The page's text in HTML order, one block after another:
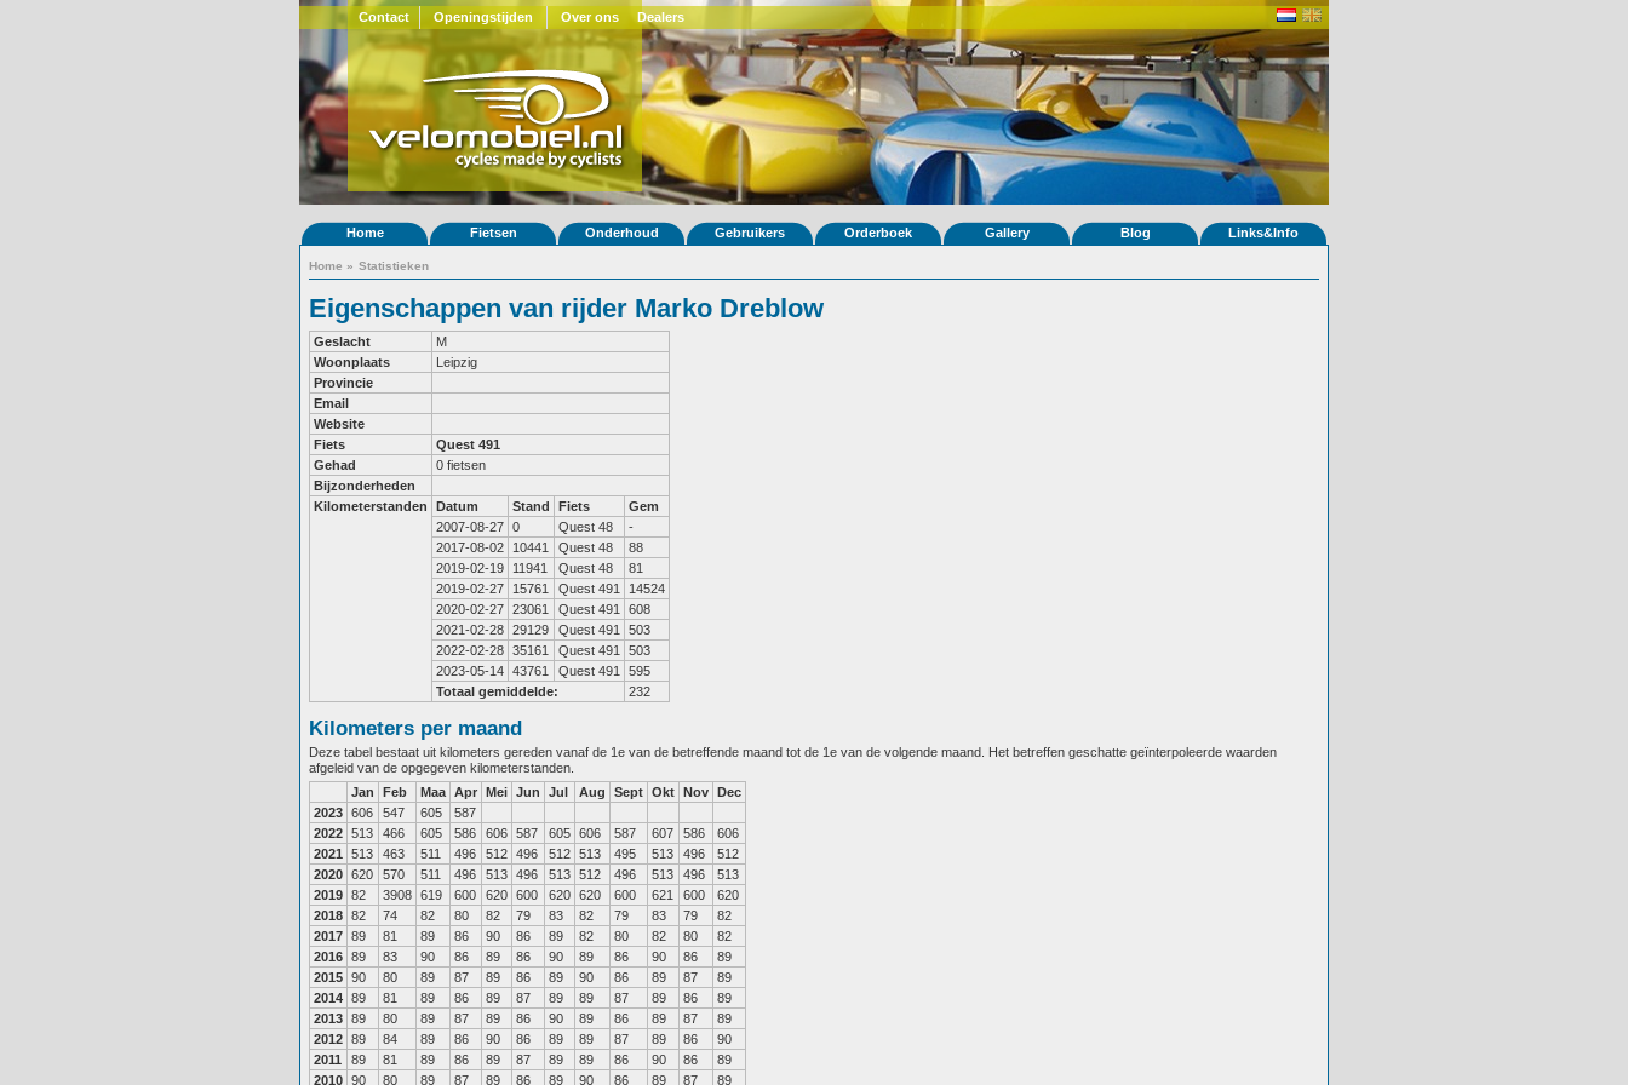
Contact Openingstijden Over ons Dealers
Home Fietsen Onderhoud Gebruikers Orderboek Gallery Blog Links&Info
Home » Statistieken
Eigenschappen van rijder Marko Dreblow
Geslacht
M
Woonplaats
Leipzig
Provincie
Email
Website
Fiets
Quest 491
Gehad
0 fietsen
Bijzonderheden
Kilometerstanden
Datum Stand Fiets
Gem
2007-08-27 0 Quest 48
-
2017-08-02
10441 Quest 48
88
2019-02-19
11941 Quest 48
81
2019-02-27
15761 Quest 491
14524
2020-02-27 23061 Quest 491
608
2021-02-28 29129 Quest 491
503
2022-02-28 35161 Quest 491
503
2023-05-14 43761 Quest 491
595
Totaal gemiddelde:
232
Kilometers per maand
Deze tabel bestaat uit kilometers gereden vanaf de 1e van de betreffende maand tot de 1e van de volgende maand. Het betreffen geschatte geïnterpoleerde waarden
afgeleid van de opgegeven kilometerstanden.
Jan
Feb Maa Apr Mei Jun Jul Aug Sept Okt Nov Dec
2023 606 547 605
587
2022 513 466 605 586 606 587 605 606 587 607 586
606
2021
513 463 511 496 512 496 512 513 495 513 496
512
2020 620 570 511 496 513 496 513 512 496 513 496
513
2019 82 3908 619 600 620 600 620 620 600 621 600
620
2018 82 74 82 80 82 79 83 82 79 83 79
82
2017 89 81 89 86 90 86 89 82 80 82 80
82
2016 89 83 90 86 89 86 90 89 86 90 86
89
2015 90 80 89 87 89 86 89 90 86 89 87
89
2014 89 81 89 86 89 87 89 89 87 89 86
89
2013 89 80 89 87 89 86 90 89 86 89 87
89
2012 89 84 89 86 90 86 89 89 87 89 86
90
2011
89 81 89 86 89 87 89 89 86 90 86
89
2010 90 80 89 87 89 86 89 90 86 89 87 89